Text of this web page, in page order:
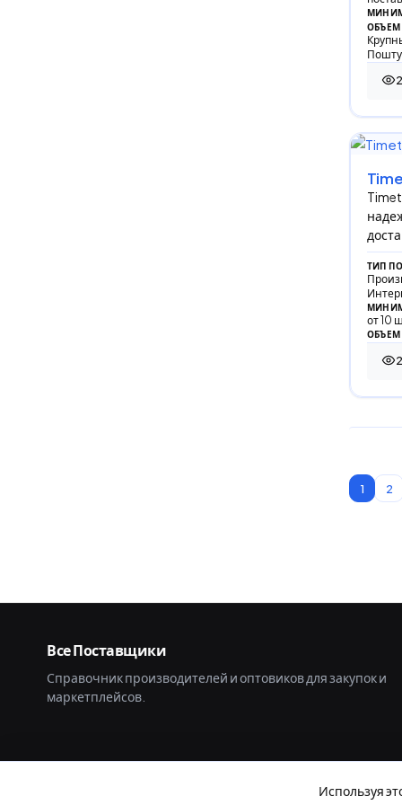
ТИП
от 10
1 2
Все Поставщики
Справочник производителей и оптовиков для закупок и
маркетплейсов.
Используя